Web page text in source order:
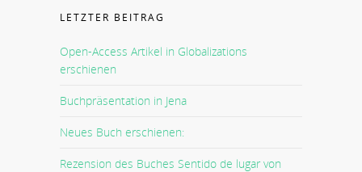
LETZTER BEITRAG
Open-Access Artikel in Globalizations
erschienen
Buchpräsentation in Jena
Neues Buch erschienen:
Rezension des Buches Sentido de lugar von